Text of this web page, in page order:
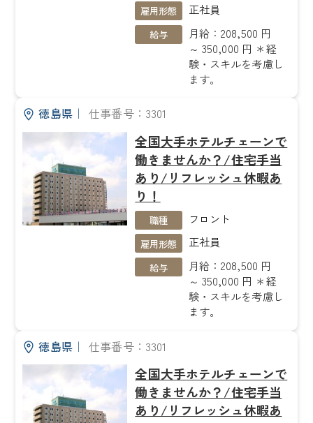
雇用形態 正社員
給与
月給：208,500 円
～ 350,000 円 ＊経
験・スキルを考慮し
ます。
徳島県｜ 仕事番号：3301
全国大手ホテルチェーンで
働きませんか？/住宅手当
あり/リフレッシュ休暇あ
り！
職種 フロント
雇用形態 正社員
給与
月給：208,500 円
～ 350,000 円 ＊経
験・スキルを考慮し
ます。
徳島県｜ 仕事番号：3301
全国大手ホテルチェーンで
働きませんか？/住宅手当
あり/リフレッシュ休暇あ